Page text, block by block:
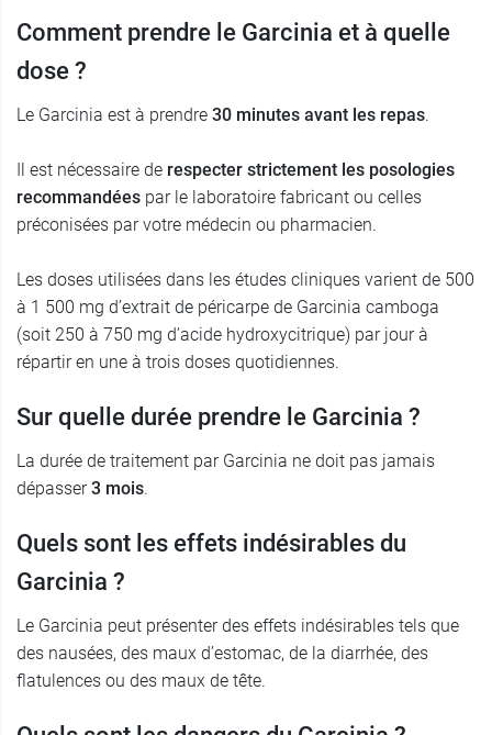
Comment prendre le Garcinia et à quelle
dose ?
Le Garcinia est à prendre 30 minutes avant les repas.
Il est nécessaire de respecter strictement les posologies
recommandées par le laboratoire fabricant ou celles
préconisées par votre médecin ou pharmacien.
Les doses utilisées dans les études cliniques varient de 500
à 1 500 mg d’extrait de péricarpe de Garcinia camboga
(soit 250 à 750 mg d’acide hydroxycitrique) par jour à
répartir en une à trois doses quotidiennes.
Sur quelle durée prendre le Garcinia ?
La durée de traitement par Garcinia ne doit pas jamais
dépasser3 mois.
Quels sont les effets indésirables du
Garcinia ?
Le Garcinia peut présenter des effets indésirables tels que
des nausées, des maux d’estomac, de la diarrhée, des
flatulences ou des maux de tête.